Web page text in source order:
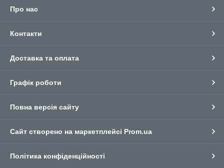
Про нас
Контакти
Доставка та оплата
Графік роботи
Повна версія сайту
Сайт створено на маркетплейсі Prom.ua
Політика конфіденційності